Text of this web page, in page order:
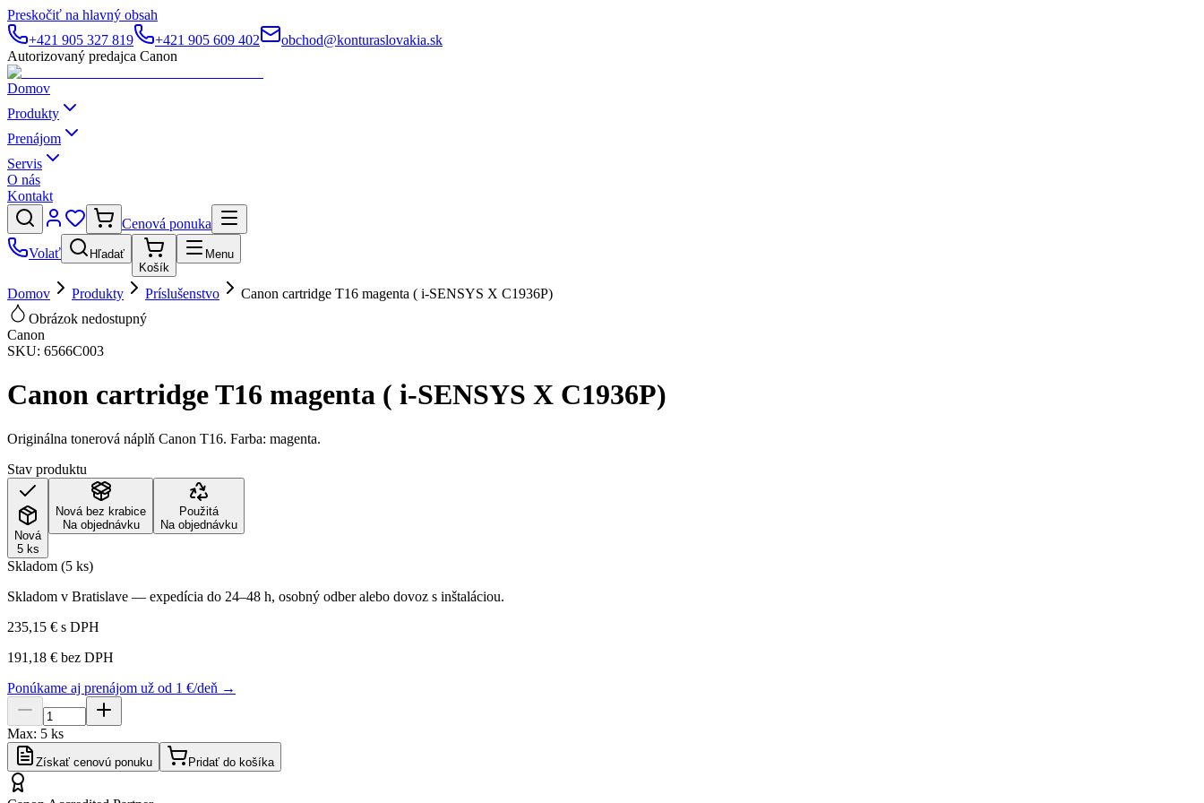
Preskočiť na hlavný obsah
+421 905 327 819
+421 905 609 402
obchod@konturaslovakia.sk
Autorizovaný predajca Canon
Domov
Produkty
Prenájom
Servis
O nás
Kontakt
Cenová ponuka
Volať
Hľadať
Košík
Menu
Domov Produkty Príslušenstvo
Canon cartridge T16 magenta ( i-SENSYS X C1936P)
Obrázok nedostupný
Canon
SKU: 6566C003
Canon cartridge T16 magenta ( i-SENSYS X C1936P)
Originálna tonerová náplň Canon T16. Farba: magenta.
Stav produktu
Nová
5 ks
Nová bez krabice
Na objednávku
Použitá
Na objednávku
Skladom (5 ks)
Skladom v Bratislave — expedícia do 24–48 h, osobný odber alebo dovoz s inštaláciou.
235,15 € s DPH
191,18 € bez DPH
Ponúkame aj prenájom už od 1 €/deň →
Max: 5 ks
Získať cenovú ponuku Pridať do košíka